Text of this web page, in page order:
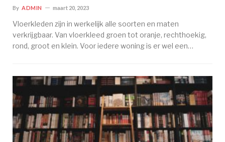
By ADMIN maart 20, 2023
Vloerkleden zijn in werkelijk alle soorten en maten
verkrijgbaar. Van vloerkleed groen tot oranje, rechthoekig,
rond, groot en klein. Voor iedere woning is er wel een…